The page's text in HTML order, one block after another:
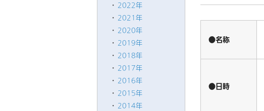
2022年
2021年
2020年
2019年
2018年
2017年
2016年
2015年
2014年
●名称
●日時